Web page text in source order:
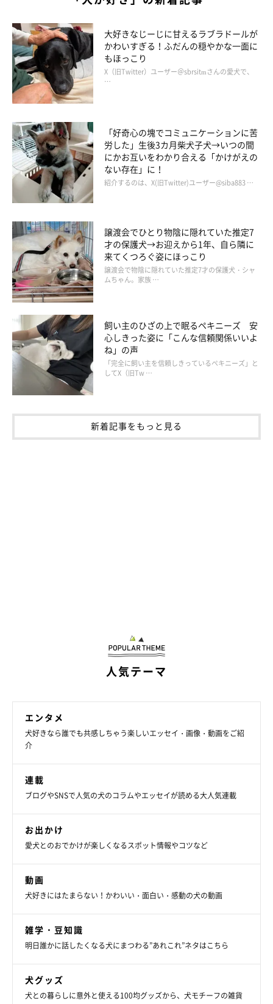
＠kurizo_chow
「ほらね♪ ボクもできるワン♪」
さん(@kurizo_chow)がシェアした投稿 -
まさかの方法で、ボトルキャップチャレンジに挑戦したくり蔵く
ん。最後の得意気そうな表情がかわいすぎるのでした♡
★Instagram、Twitterで「#いぬのきもち」「#いぬのきもち部」
でご投稿いただいた素敵な写真・動画を紹介しています。
参照／Instagram（
文／雨宮カイ
大好きなじーじに甘えるラブラドールが
かわいすぎる！ふだんの穏やかな一面に
もほっこり
X（旧Twitter）ユーザー＠sbrsitmさんの愛犬で、
…
「好奇心の塊でコミュニケーションに苦
労した」生後3カ月柴犬子犬→いつの間
にかお互いをわかり合える「かけがえの
ない存在」に！
紹介するのは、X(旧Twitter)ユーザー@siba883 …
譲渡会でひとり物陰に隠れていた推定7
才の保護犬→お迎えから1年、自ら隣に
来てくつろぐ姿にほっこり
譲渡会で物陰に隠れていた推定7才の保護犬・シャ
ムちゃん。家族 …
飼い主のひざの上で眠るペキニーズ 安
心しきった姿に「こんな信頼関係いいよ
ね」の声
「完全に飼い主を信頼しきっているペキニーズ」と
してX（旧Tw …
新着記事をもっと見る
人気テーマ
エンタメ
犬好きなら誰でも共感しちゃう楽しいエッセイ・画像・動画をご紹
介
連載
ブログやSNSで人気の犬のコラムやエッセイが読める大人気連載
お出かけ
愛犬とのおでかけが楽しくなるスポット情報やコツなど
動画
犬好きにはたまらない！かわいい・面白い・感動の犬の動画
雑学・豆知識
明日誰かに話したくなる犬にまつわる”あれこれ”ネタはこちら
犬グッズ
犬との暮らしに意外と使える100均グッズから、犬モチーフの雑貨